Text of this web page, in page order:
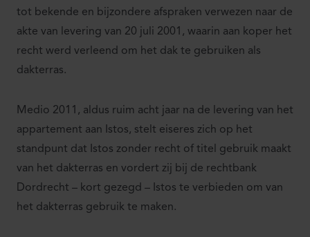
tot bekende en bijzondere afspraken verwezen naar de
akte van levering van 20 juli 2001, waarin aan koper het
recht werd verleend om het dak te gebruiken als
dakterras.
Medio 2011, aldus ruim acht jaar na de levering van het
appartement aan Istos, stelt eiseres zich op het
standpunt dat Istos zonder recht of titel gebruik maakt
van het dakterras en vordert zij bij de rechtbank
Dordrecht – kort gezegd – Istos te verbieden om van
het dakterras gebruik te maken.